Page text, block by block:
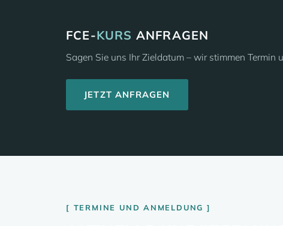
FCE-KURS ANFRAGEN
Sagen Sie uns Ihr Zieldatum – wir stimmen Termin
JETZT ANFRAGEN
TERMINE UND ANMELDUNG